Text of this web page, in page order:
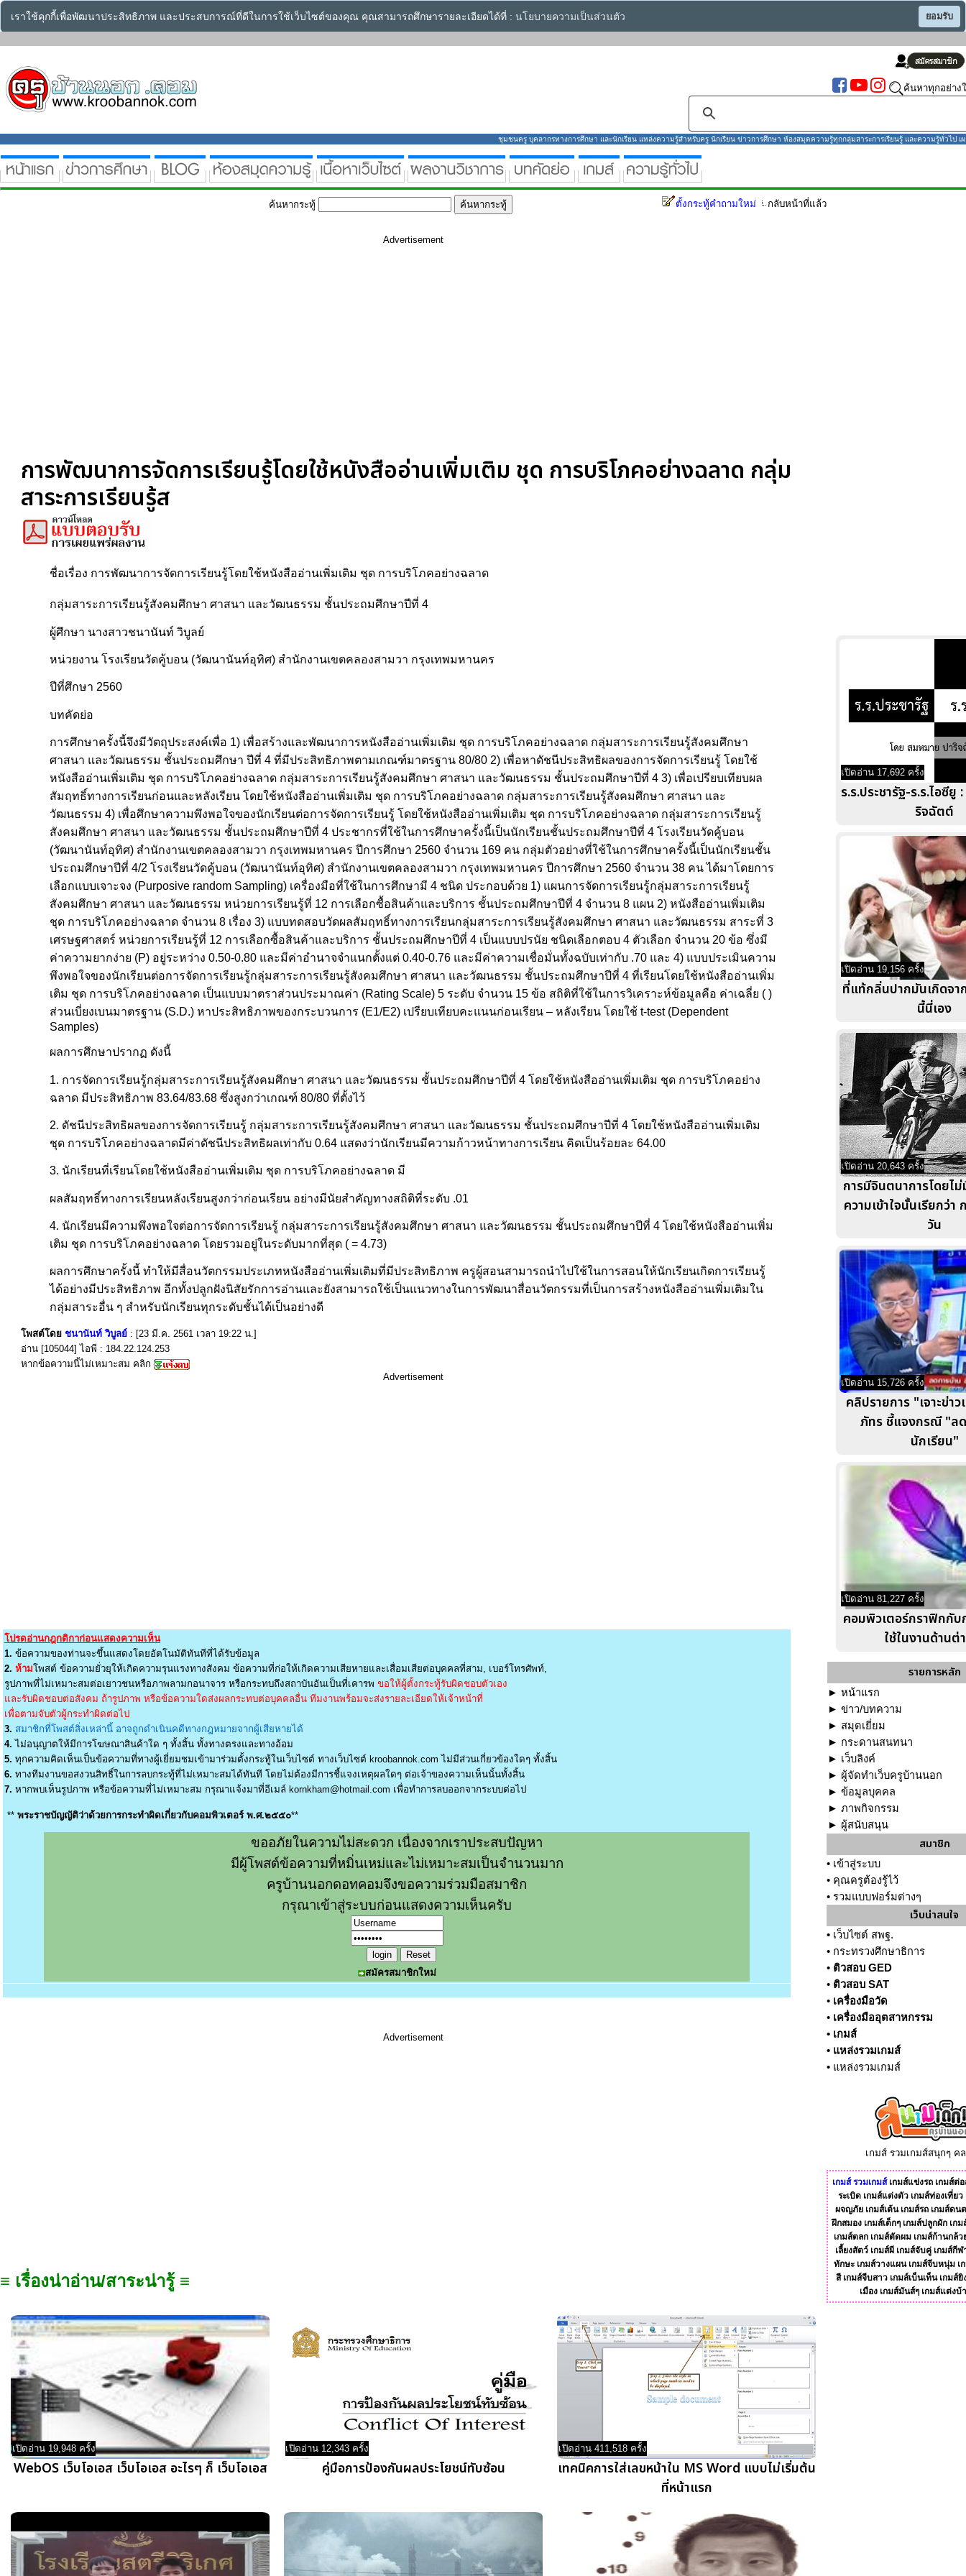
เราใช้คุกกี้เพื่อพัฒนาประสิทธิภาพ และประสบการณ์ที่ดีในการใช้เว็บไซต์ของคุณ คุณสามารถศึกษารายละเอียดได้ที่ : นโยบายความเป็นส่วนตัว ยอมรับ
ค้นหาทุกอย่าง
ชุมชนครู บุคลากรทางการศึกษา และนักเรียน แหล่งความรู้สำหรับครู นักเรียน ข่าวการศึกษา ห้องสมุดความรู้ทุกกลุ่มสาระการเรียนรู้ และความรู้ทั่วไป เ
ค้นหากระทู้ ตั้งกระทู้คำถามใหม่ กลับหน้าที่แล้ว
Advertisement
การพัฒนาการจัดการเรียนรู้โดยใช้หนังสืออ่านเพิ่มเติม ชุด การบริโภคอย่างฉลาด กลุ่ม
สาระการเรียนรู้ส
ชื่อเรื่อง การพัฒนาการจัดการเรียนรู้โดยใช้หนังสืออ่านเพิ่มเติม ชุด การบริโภคอย่างฉลาด
กลุ่มสาระการเรียนรู้สังคมศึกษา ศาสนา และวัฒนธรรม ชั้นประถมศึกษาปีที่ 4
ผู้ศึกษา นางสาวชนานันท์ วิบูลย์
หน่วยงาน โรงเรียนวัดคู้บอน (วัฒนานันท์อุทิศ) สำนักงานเขตคลองสามวา กรุงเทพมหานคร
ปีที่ศึกษา 2560
บทคัดย่อ
การศึกษาครั้งนี้จึงมีวัตถุประสงค์เพื่อ 1) เพื่อสร้างและพัฒนาการหนังสืออ่านเพิ่มเติม ชุด การบริโภคอย่างฉลาด กลุ่มสาระการเรียนรู้สังคมศึกษา
ศาสนา และวัฒนธรรม ชั้นประถมศึกษา ปีที่ 4 ที่มีประสิทธิภาพตามเกณฑ์มาตรฐาน 80/80 2) เพื่อหาดัชนีประสิทธิผลของการจัดการเรียนรู้ โดยใช้
หนังสืออ่านเพิ่มเติม ชุด การบริโภคอย่างฉลาด กลุ่มสาระการเรียนรู้สังคมศึกษา ศาสนา และวัฒนธรรม ชั้นประถมศึกษาปีที่ 4 3) เพื่อเปรียบเทียบผล
สัมฤทธิ์ทางการเรียนก่อนและหลังเรียน โดยใช้หนังสืออ่านเพิ่มเติม ชุด การบริโภคอย่างฉลาด กลุ่มสาระการเรียนรู้สังคมศึกษา ศาสนา และ
วัฒนธรรม 4) เพื่อศึกษาความพึงพอใจของนักเรียนต่อการจัดการเรียนรู้ โดยใช้หนังสืออ่านเพิ่มเติม ชุด การบริโภคอย่างฉลาด กลุ่มสาระการเรียนรู้
สังคมศึกษา ศาสนา และวัฒนธรรม ชั้นประถมศึกษาปีที่ 4 ประชากรที่ใช้ในการศึกษาครั้งนี้เป็นนักเรียนชั้นประถมศึกษาปีที่ 4 โรงเรียนวัดคู้บอน
(วัฒนานันท์อุทิศ) สำนักงานเขตคลองสามวา กรุงเทพมหานคร ปีการศึกษา 2560 จำนวน 169 คน กลุ่มตัวอย่างที่ใช้ในการศึกษาครั้งนี้เป็นนักเรียนชั้น
ประถมศึกษาปีที่ 4/2 โรงเรียนวัดคู้บอน (วัฒนานันท์อุทิศ) สำนักงานเขตคลองสามวา กรุงเทพมหานคร ปีการศึกษา 2560 จำนวน 38 คน ได้มาโดยการ
เลือกแบบเจาะจง (Purposive random Sampling) เครื่องมือที่ใช้ในการศึกษามี 4 ชนิด ประกอบด้วย 1) แผนการจัดการเรียนรู้กลุ่มสาระการเรียนรู้
สังคมศึกษา ศาสนา และวัฒนธรรม หน่วยการเรียนรู้ที่ 12 การเลือกซื้อสินค้าและบริการ ชั้นประถมศึกษาปีที่ 4 จำนวน 8 แผน 2) หนังสืออ่านเพิ่มเติม
ชุด การบริโภคอย่างฉลาด จำนวน 8 เรื่อง 3) แบบทดสอบวัดผลสัมฤทธิ์ทางการเรียนกลุ่มสาระการเรียนรู้สังคมศึกษา ศาสนา และวัฒนธรรม สาระที่ 3
เศรษฐศาสตร์ หน่วยการเรียนรู้ที่ 12 การเลือกซื้อสินค้าและบริการ ชั้นประถมศึกษาปีที่ 4 เป็นแบบปรนัย ชนิดเลือกตอบ 4 ตัวเลือก จำนวน 20 ข้อ ซึ่งมี
ค่าความยากง่าย (P) อยู่ระหว่าง 0.50-0.80 และมีค่าอำนาจจำแนกตั้งแต่ 0.40-0.76 และมีค่าความเชื่อมั่นทั้งฉบับเท่ากับ .70 และ 4) แบบประเมินความ
พึงพอใจของนักเรียนต่อการจัดการเรียนรู้กลุ่มสาระการเรียนรู้สังคมศึกษา ศาสนา และวัฒนธรรม ชั้นประถมศึกษาปีที่ 4 ที่เรียนโดยใช้หนังสืออ่านเพิ่ม
เติม ชุด การบริโภคอย่างฉลาด เป็นแบบมาตราส่วนประมาณค่า (Rating Scale) 5 ระดับ จำนวน 15 ข้อ สถิติที่ใช้ในการวิเคราะห์ข้อมูลคือ ค่าเฉลี่ย ( )
ส่วนเบี่ยงเบนมาตรฐาน (S.D.) หาประสิทธิภาพของกระบวนการ (E1/E2) เปรียบเทียบคะแนนก่อนเรียน – หลังเรียน โดยใช้ t-test (Dependent
Samples)
ผลการศึกษาปรากฏ ดังนี้
1. การจัดการเรียนรู้กลุ่มสาระการเรียนรู้สังคมศึกษา ศาสนา และวัฒนธรรม ชั้นประถมศึกษาปีที่ 4 โดยใช้หนังสืออ่านเพิ่มเติม ชุด การบริโภคอย่าง
ฉลาด มีประสิทธิภาพ 83.64/83.68 ซึ่งสูงกว่าเกณฑ์ 80/80 ที่ตั้งไว้
2. ดัชนีประสิทธิผลของการจัดการเรียนรู้ กลุ่มสาระการเรียนรู้สังคมศึกษา ศาสนา และวัฒนธรรม ชั้นประถมศึกษาปีที่ 4 โดยใช้หนังสืออ่านเพิ่มเติม
ชุด การบริโภคอย่างฉลาดมีค่าดัชนีประสิทธิผลเท่ากับ 0.64 แสดงว่านักเรียนมีความก้าวหน้าทางการเรียน คิดเป็นร้อยละ 64.00
3. นักเรียนที่เรียนโดยใช้หนังสืออ่านเพิ่มเติม ชุด การบริโภคอย่างฉลาด มี
ผลสัมฤทธิ์ทางการเรียนหลังเรียนสูงกว่าก่อนเรียน อย่างมีนัยสำคัญทางสถิติที่ระดับ .01
4. นักเรียนมีความพึงพอใจต่อการจัดการเรียนรู้ กลุ่มสาระการเรียนรู้สังคมศึกษา ศาสนา และวัฒนธรรม ชั้นประถมศึกษาปีที่ 4 โดยใช้หนังสืออ่านเพิ่ม
เติม ชุด การบริโภคอย่างฉลาด โดยรวมอยู่ในระดับมากที่สุด ( = 4.73)
ผลการศึกษาครั้งนี้ ทำให้มีสื่อนวัตกรรมประเภทหนังสืออ่านเพิ่มเติมที่มีประสิทธิภาพ ครูผู้สอนสามารถนำไปใช้ในการสอนให้นักเรียนเกิดการเรียนรู้
ได้อย่างมีประสิทธิภาพ อีกทั้งปลูกฝังนิสัยรักการอ่านและยังสามารถใช้เป็นแนวทางในการพัฒนาสื่อนวัตกรรมที่เป็นการสร้างหนังสืออ่านเพิ่มเติมใน
กลุ่มสาระอื่น ๆ สำหรับนักเรียนทุกระดับชั้นได้เป็นอย่างดี
โพสต์โดย ชนานันท์ วิบูลย์ : [23 มี.ค. 2561 เวลา 19:22 น.]
อ่าน [105044] ไอพี : 184.22.124.253
หากข้อความนี้ไม่เหมาะสม คลิก
Advertisement
โปรดอ่านกฎกติกาก่อนแสดงความเห็น
1. ข้อความของท่านจะขึ้นแสดงโดยอัตโนมัติทันทีที่ได้รับข้อมูล
2. ห้ามโพสต์ ข้อความยั่วยุให้เกิดความรุนแรงทางสังคม ข้อความที่ก่อให้เกิดความเสียหายและเสื่อมเสียต่อบุคคลที่สาม, เบอร์โทรศัพท์,
รูปภาพที่ไม่เหมาะสมต่อเยาวชนหรือภาพลามกอนาจาร หรือกระทบถึงสถาบันอันเป็นที่เคารพ ขอให้ผู้ตั้งกระทู้รับผิดชอบตัวเอง
และรับผิดชอบต่อสังคม ถ้ารูปภาพ หรือข้อความใดส่งผลกระทบต่อบุคคลอื่น ทีมงานพร้อมจะส่งรายละเอียดให้เจ้าหน้าที่
เพื่อตามจับตัวผู้กระทำผิดต่อไป
3. สมาชิกที่โพสต์สิ่งเหล่านี้ อาจถูกดำเนินคดีทางกฎหมายจากผู้เสียหายได้
4. ไม่อนุญาตให้มีการโฆษณาสินค้าใด ๆ ทั้งสิ้น ทั้งทางตรงและทางอ้อม
5. ทุกความคิดเห็นเป็นข้อความที่ทางผู้เยี่ยมชมเข้ามาร่วมตั้งกระทู้ในเว็บไซต์ ทางเว็บไซต์ kroobannok.com ไม่มีส่วนเกี่ยวข้องใดๆ ทั้งสิ้น
6. ทางทีมงานขอสงวนสิทธิ์ในการลบกระทู้ที่ไม่เหมาะสมได้ทันที โดยไม่ต้องมีการชี้แจงเหตุผลใดๆ ต่อเจ้าของความเห็นนั้นทั้งสิ้น
7. หากพบเห็นรูปภาพ หรือข้อความที่ไม่เหมาะสม กรุณาแจ้งมาที่อีเมล์ kornkham@hotmail.com เพื่อทำการลบออกจากระบบต่อไป
** พระราชบัญญัติว่าด้วยการกระทำผิดเกี่ยวกับคอมพิวเตอร์ พ.ศ.๒๕๕๐**
ขออภัยในความไม่สะดวก เนื่องจากเราประสบปัญหา
มีผู้โพสต์ข้อความที่หมิ่นเหม่และไม่เหมาะสมเป็นจำนวนมาก
ครูบ้านนอกดอทคอมจึงขอความร่วมมือสมาชิก
กรุณาเข้าสู่ระบบก่อนแสดงความเห็นครับ
สมัครสมาชิกใหม่
Advertisement
≡ เรื่องน่าอ่าน/สาระน่ารู้ ≡
เปิดอ่าน 19,948 ครั้ง
WebOS เว็บโอเอส เว็บโอเอส อะไรๆ ก็ เว็บโอเอส
เปิดอ่าน 12,343 ครั้ง
คู่มือการป้องกันผลประโยชน์ทับซ้อน
เปิดอ่าน 411,518 ครั้ง
เทคนิคการใส่เลขหน้าใน MS Word แบบไม่เริ่มต้น
ที่หน้าแรก
เปิดอ่าน 17,692 ครั้ง
ร.ร.ประชารัฐ-ร.ร.ไอซียู
ริจฉัตต์
เปิดอ่าน 19,156 ครั้ง
ที่แท้กลิ่นปากมันเกิดจา
นี้นี่เอง
เปิดอ่าน 20,643 ครั้ง
การมีจินตนาการโดยไ
ความเข้าใจนั้นเรียกว่า
วัน
เปิดอ่าน 15,726 ครั้ง
คลิปรายการ "เจาะข่า
ภัทร ชี้แจงกรณี "ล
นักเรียน"
เปิดอ่าน 81,227 ครั้ง
คอมพิวเตอร์กราฟิกกับ
ใช้ในงานด้านต่
รายการหลัก
► หน้าแรก
► ข่าว/บทความ
► สมุดเยี่ยม
► กระดานสนทนา
► เว็บลิงค์
► ผู้จัดทำเว็บครูบ้านนอก
► ข้อมูลบุคคล
► ภาพกิจกรรม
► ผู้สนับสนุน
สมาชิก
• เข้าสู่ระบบ
• คุณครูต้องรู้ไว้
• รวมแบบฟอร์มต่างๆ
เว็บน่าสนใจ
• เว็บไซต์ สพฐ.
• กระทรวงศึกษาธิการ
• ติวสอบ GED
• ติวสอบ SAT
• เครื่องมือวัด
• เครื่องมืออุตสาหกรรม
• เกมส์
• แหล่งรวมเกมส์
• แหล่งรวมเกมส์
เกมส์ รวมเกมส์สนุกๆ ค
เกมส์ รวมเกมส์ เกมส์แข่งรถ เกมส์ต่อ
ระเบิด เกมส์แต่งตัว เกมส์ท่องเที่ยว
ผจญภัย เกมส์เต้น เกมส์รถ เกมส์ดน
ฝึกสมอง เกมส์เด็กๆ เกมส์ปลูกผัก เก
เกมส์ตลก เกมส์ตัดผม เกมส์ก้านกล้ว
เลี้ยงสัตว์ เกมส์ผี เกมส์จับคู่ เกมส์กีฬ
ทักษะ เกมส์วางแผน เกมส์จีบหนุ่ม เ
สี เกมส์จีบสาว เกมส์เบ็นเท็น เกมส์ยิ
เมือง เกมส์มันส์ๆ เกมส์แต่งบ้